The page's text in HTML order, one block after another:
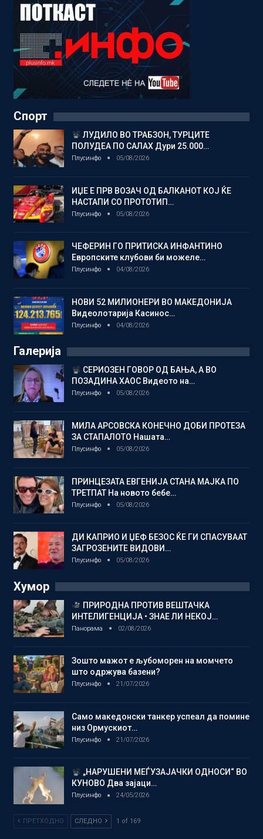
Спорт
ЛУДИЛО ВО ТРАБЗОН, ТУРЦИТЕ
ПОЛУДЕА ПО САЛАХ Дури 25.000…
Плусинфо 05/08/2026
ИЏЕ Е ПРВ ВОЗАЧ ОД БАЛКАНОТ КОЈ ЌЕ
НАСТАПИ СО ПРОТОТИП…
Плусинфо 05/08/2026
ЧЕФЕРИН ГО ПРИТИСКА ИНФАНТИНО
Европските клубови би можеле…
Плусинфо 04/08/2026
НОВИ 52 МИЛИОНЕРИ ВО МАКЕДОНИЈА
Видеолотарија Касинос…
Плусинфо 04/08/2026
Галерија
СЕРИОЗЕН ГОВОР ОД БАЊА, А ВО
ПОЗАДИНА ХАОС Видеото на…
Плусинфо 05/08/2026
МИЛА АРСОВСКА КОНЕЧНО ДОБИ ПРОТЕЗА
ЗА СТАПАЛОТО Нашата…
Плусинфо 05/08/2026
ПРИНЦЕЗАТА ЕВГЕНИЈА СТАНА МАЈКА ПО
ТРЕТПАТ На новото бебе…
Плусинфо 05/08/2026
ДИ КАПРИО И ЏЕФ БЕЗОС ЌЕ ГИ СПАСУВААТ
ЗАГРОЗЕНИТЕ ВИДОВИ…
Плусинфо 05/08/2026
Хумор
ПРИРОДНА ПРОТИВ ВЕШТАЧКА
ИНТЕЛИГЕНЦИЈА • ЗНАЕ ЛИ НЕКОЈ…
Панорама 02/08/2026
Зошто мажот е љубоморен на момчето
што одржува базени?
Плусинфо 21/07/2026
Само македонски танкер успеал да помине
низ Ормускиот…
Плусинфо 21/07/2026
„НАРУШЕНИ МЕЃУЗАЈАЧКИ ОДНОСИ“ ВО
КУНОВО Два зајаци…
Плусинфо 24/05/2026
ПРЕТХОДНО СЛЕДНО 1 of 169